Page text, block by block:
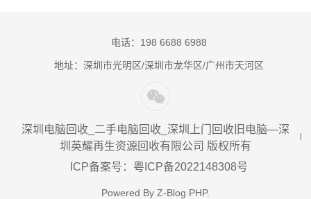
电话：198 6688 6988
地址：深圳市光明区/深圳市龙华区/广州市天河区
深圳电脑回收_二手电脑回收_深圳上门回收旧电脑—深
圳英耀再生资源回收有限公司 版权所有
ICP备案号：粤ICP备2022148308号
Powered By Z-Blog PHP.